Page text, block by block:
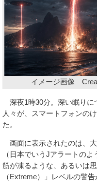
イメージ画像
深夜1時30分。深い眠りに
人々が、スマートフォンの
た。
画面に表示されたのは、
（日本でいうJアラートの
筋が凍るような、あるいは
（Extreme）」レベルの警告